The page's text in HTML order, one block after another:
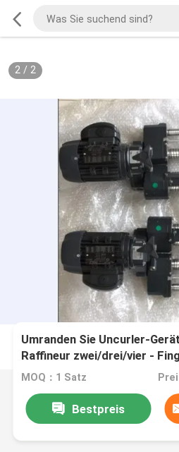
2/ 2
Umranden Sie Uncurler-
Raffineur zwei/drei/vier -
MOQ：1 Satz
Bestpreis